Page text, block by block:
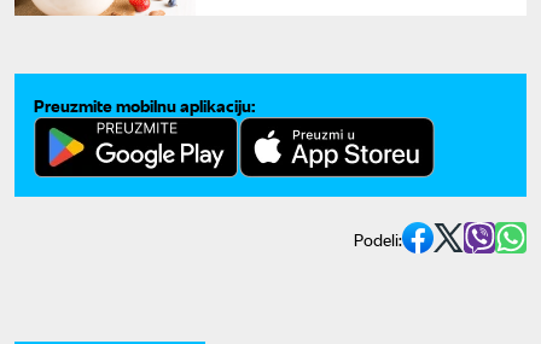
Preuzmite mobilnu aplikaciju:
Podeli: